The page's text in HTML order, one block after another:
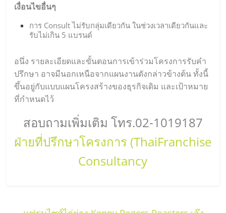
เงื่อนไขอื่นๆ
การ Consult ไม่รับกลุ่มเดียวกัน ในช่วงเวลาเดียวกันและ
รับไม่เกิน 5 แบรนด์
อนึ่ง รายละเอียดและขั้นตอนการเข้าร่วมโครงการรับคำ
ปรึกษา อาจมีนอกเหนือจากแผนงานดังกล่าวข้างต้น ทั้งนี้
ขึ้นอยู่กับแบบแผนโครงสร้างของธุรกิจเดิม และเป้าหมาย
ที่กำหนดไว้
สอบถามเพิ่มเติม โทร.02-1019187
ฝ่ายที่ปรึกษาโครงการ (ThaiFranchise
Consultancy